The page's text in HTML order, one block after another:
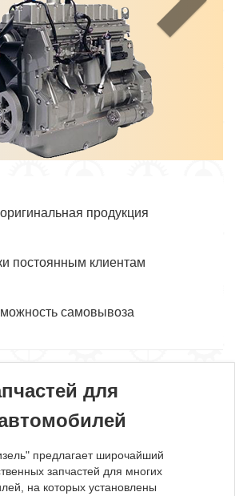
продукция
постоянным клиентам
самовывоза
для
предлагает широчайший
запчастей для многих
на которых установлены